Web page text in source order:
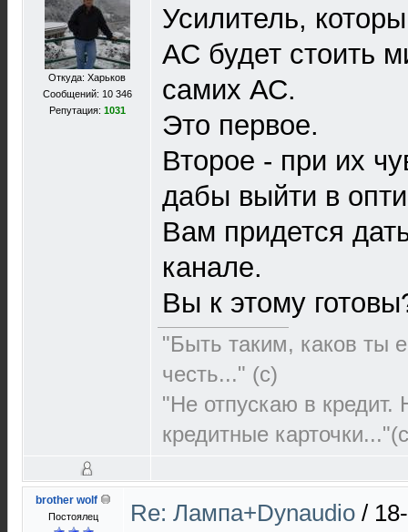
Откуда: Харьков
Сообщений: 10 346
Репутация: 1031
Усилитель,
АС будет стоить
самих АС.
Это первое.
Второе - при их
дабы выйти в
Вам придется
канале.
Вы к этому
"Быть таким, каков ты
честь..." (c)
"Не отпускаю в
кредитные
brother wolf
Постоялец Re: Лампа+Dynaudio /